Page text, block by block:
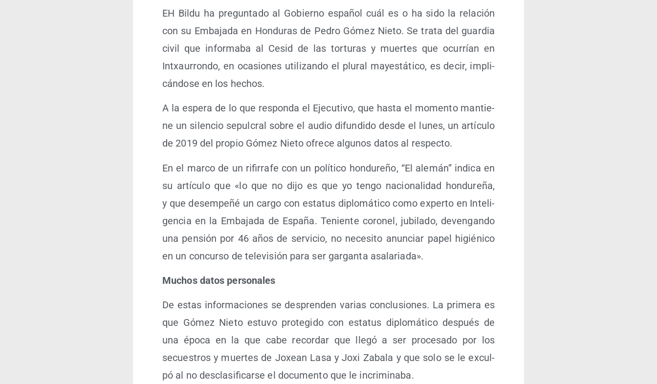
EH Bil­du ha pre­gun­ta­do al Gobierno espa­ñol cuál es o ha sido la rela­ción
con su Emba­ja­da en Hon­du­ras de Pedro Gómez Nie­to. Se tra­ta del guar­dia
civil que infor­ma­ba al Cesid de las tor­tu­ras y muer­tes que ocu­rrían en
Intxau­rron­do, en oca­sio­nes uti­li­zan­do el plu­ral mayes­tá­ti­co, es decir, impli­
cán­do­se en los hechos.
A la espe­ra de lo que res­pon­da el Eje­cu­ti­vo, que has­ta el momen­to man­tie­
ne un silen­cio sepul­cral sobre el audio difun­di­do des­de el lunes, un artícu­lo
de 2019 del pro­pio Gómez Nie­to ofre­ce algu­nos datos al respecto.
En el mar­co de un rifi­rra­fe con un polí­ti­co hon­du­re­ño, “El ale­mán” indi­ca en
su artícu­lo que «lo que no dijo es que yo ten­go nacio­na­li­dad hon­du­re­ña,
y que desem­pe­ñé un car­go con esta­tus diplo­má­ti­co como exper­to en Inte­li­
gen­cia en la Emba­ja­da de Espa­ña. Tenien­te coro­nel, jubi­la­do, deven­gan­do
una pen­sión por 46 años de ser­vi­cio, no nece­si­to anun­ciar papel higié­ni­co
en un con­cur­so de tele­vi­sión para ser gar­gan­ta asalariada».
Muchos datos personales
De estas infor­ma­cio­nes se des­pren­den varias con­clu­sio­nes. La pri­me­ra es
que Gómez Nie­to estu­vo pro­te­gi­do con esta­tus diplo­má­ti­co des­pués de
una épo­ca en la que cabe recor­dar que lle­gó a ser pro­ce­sa­do por los
secues­tros y muer­tes de Joxean Lasa y Joxi Zaba­la y que solo se le excul­
pó al no des­cla­si­fi­car­se el docu­men­to que le incriminaba.